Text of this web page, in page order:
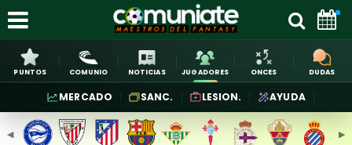
PUNTOS COMUNIO NOTICIAS JUGADORES ONCES DUDAS
MERCADO SANC. LESION. AYUDA
◀︎ ▶︎